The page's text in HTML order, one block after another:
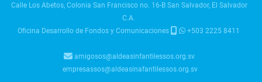
Calle Los Abetos, Colonia San Francisco no. 16-B San Salvador, El Salvador
C.A.
Oficina Desarrollo de Fondos y Comunicaciones
+503 2225 8411
amigosos@aldeasinfantilessos.org.sv
empresassos@aldeasinafantilessos.org.sv